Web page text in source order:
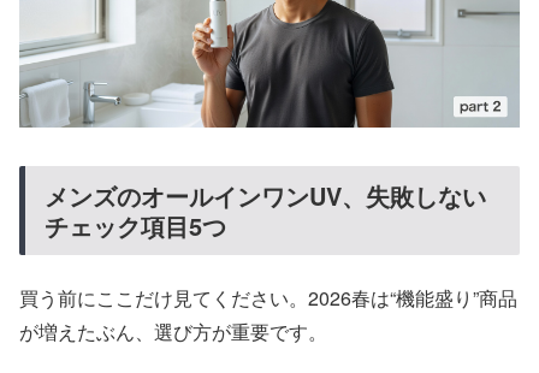
メンズのオールインワンUV、失敗しない
チェック項目5つ
買う前にここだけ見てください。2026春は“機能盛り”商品
が増えたぶん、選び方が重要です。